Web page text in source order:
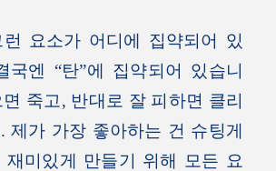
요소가 어디에 집약되어 있
국엔 “탄”에 집약되어 있습니
죽고, 반대로 잘 피하면 클리
제가 가장 좋아하는 건 슈팅게
재미있게 만들기 위해 모든 요